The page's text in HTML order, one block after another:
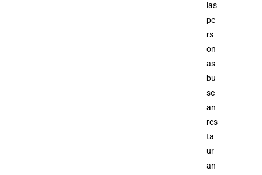
las
pe
rs
on
as
bu
sc
an
res
ta
ur
an